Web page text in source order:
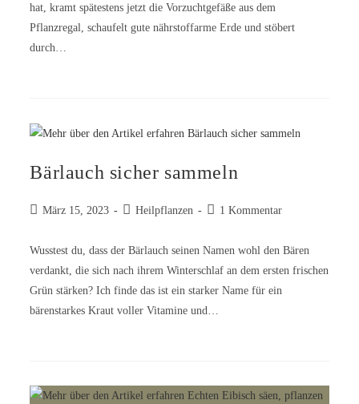
hat, kramt spätestens jetzt die Vorzuchtgefäße aus dem
Pflanzregal, schaufelt gute nährstoffarme Erde und stöbert
durch…
Bärlauch sicher sammeln
März 15, 2023 Heilpflanzen 1 Kommentar
Wusstest du, dass der Bärlauch seinen Namen wohl den Bären
verdankt, die sich nach ihrem Winterschlaf an dem ersten frischen
Grün stärken? Ich finde das ist ein starker Name für ein
bärenstarkes Kraut voller Vitamine und…